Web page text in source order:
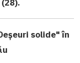
solide" în